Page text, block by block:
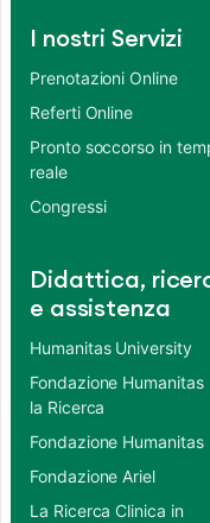
I nostri Servizi
Prenotazioni Online
Referti Online
Pronto soccorso in
reale
Congressi
Didattica,
e assistenza
Humanitas University
Fondazione Humanitas
la Ricerca
Fondazione Humanitas
Fondazione Ariel
La Ricerca Clinica in